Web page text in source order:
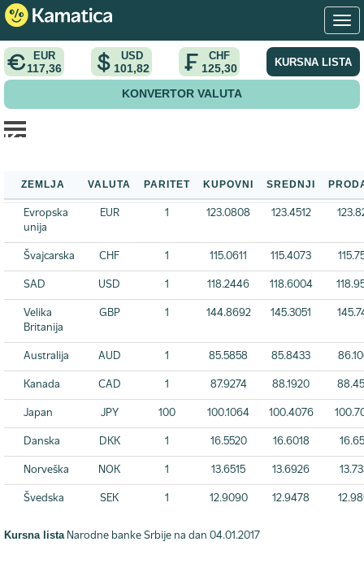
EUR
117,36
USD
101,82
CHF
125,30 KURSNA LISTA
KONVERTOR VALUTA
Početna > Kursna lista > Kursna lista NBS
Kursna lista NBS
ZEMLJA VALUTA PARITET KUPOVNI SREDNJI
Evropska
unija
EUR 1 123.0808 123.4512
Švajcarska CHF 1 115.0611 115.4073
SAD USD 1 118.2446 118.6004
Velika
Britanija
GBP 1 144.8692 145.3051
Australija AUD 1 85.5858 85.8433
Kanada CAD 1 87.9274 88.1920
Japan JPY 100 100.1064 100.4076
Danska DKK 1 16.5520 16.6018
Norveška NOK 1 13.6515 13.6926
Švedska SEK 1 12.9090 12.9478
Kursna listaNarodne banke Srbije na dan 04.01.2017